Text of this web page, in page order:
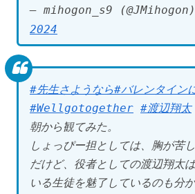
— mihogon_s9
2024
#先生さようなら#バレンタイン
#Wellgotogether #渡辺翔太
朝から観てみた。
しょっぴー担としては、胸が苦し
だけど、役者としての渡辺翔太
いる生徒を魅了しているのも分